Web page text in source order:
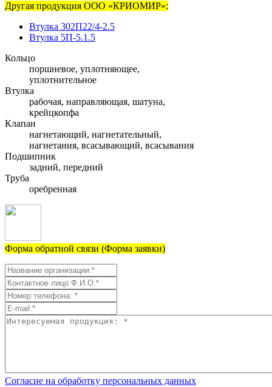
Другая продукция ООО «КРИОМИР»:
Втулка 302П22/4-2.5
Втулка 5П-5.1.5
Кольцо
поршневое, уплотняющее,
уплотнительное
Втулка
рабочая, направляющая, шатуна,
крейцкопфа
Клапан
нагнетающий, нагнетательный,
нагнетания, всасывающий, всасывания
Подшипник
задний, передний
Труба
оребренная
Форма обратной связи (Форма заявки)
Согласие на обработку персональных данных